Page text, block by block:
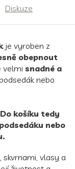
Diskuze
je vyroben z
obepnout
velmi snadné a
nebo
košíku tedy
nebo
skvrnami, vlasy a